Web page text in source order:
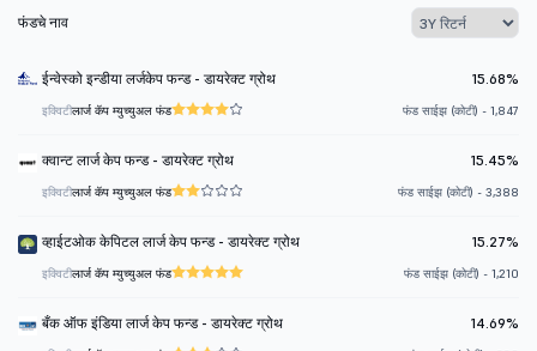
फंडचे नाव
ईन्वेस्को इन्डीया लर्जकेप फन्ड - डायरेक्ट ग्रोथ 15.68%
इक्विटीलार्ज कॅप म्युच्युअल फंड फंड साईझ (कोटी) - 1,847
क्वान्ट लार्ज केप फन्ड - डायरेक्ट ग्रोथ 15.45%
इक्विटीलार्ज कॅप म्युच्युअल फंड फंड साईझ (कोटी) - 3,388
व्हाईटओक केपिटल लार्ज केप फन्ड - डायरेक्ट ग्रोथ 15.27%
इक्विटीलार्ज कॅप म्युच्युअल फंड फंड साईझ (कोटी) - 1,210
बँक ऑफ इंडिया लार्ज केप फन्ड - डायरेक्ट ग्रोथ 14.69%